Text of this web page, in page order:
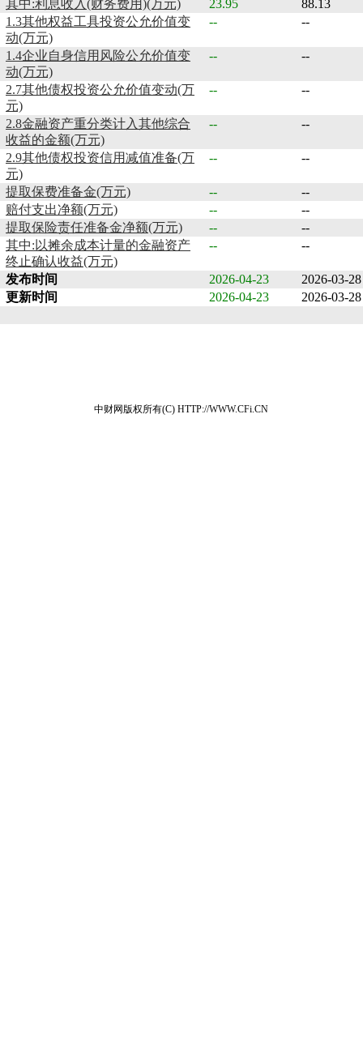
其中:利息收入(财务费用)(万元) 23.95
88.13
1.3其他权益工具投资公允价值变
动(万元)
-- --
1.4企业自身信用风险公允价值变
动(万元)
-- --
2.7其他债权投资公允价值变动(万
元)
-- --
2.8金融资产重分类计入其他综合
收益的金额(万元)
-- --
2.9其他债权投资信用减值准备(万
元)
-- --
提取保费准备金(万元) --
--
赔付支出净额(万元)
--
--
提取保险责任准备金净额(万元)
--
--
其中:以摊余成本计量的金融资产
终止确认收益(万元)
-- --
发布时间 2026-04-23
2026-03-28
更新时间
2026-04-23 2026-03-28
中财网版权所有(C) HTTP://WWW.CFi.CN